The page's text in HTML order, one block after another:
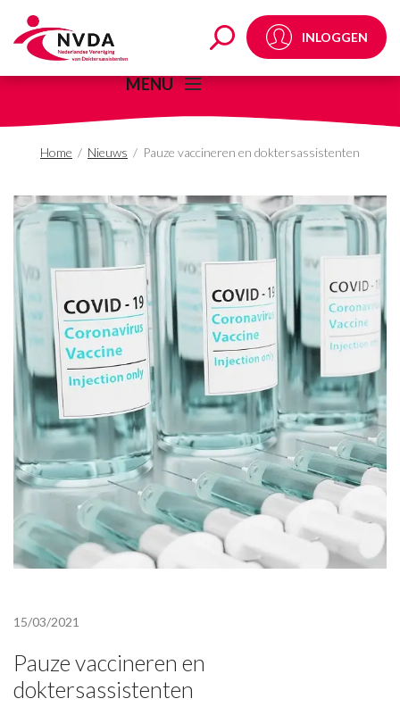
Pauze vaccineren en
INLOGGEN
MENU
Home / Nieuws / Pauze vaccineren en doktersassistenten
15/03/2021
Pauze vaccineren en
doktersassistenten